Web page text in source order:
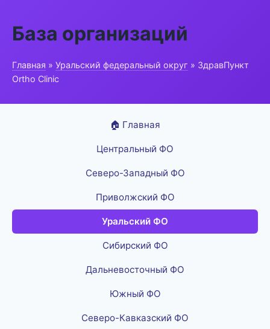
База организаций
Главная » Уральский федеральный округ » ЗдравПункт
Ortho Clinic
🏠 Главная
Центральный ФО
Северо-Западный ФО
Приволжский ФО
Уральский ФО
Сибирский ФО
Дальневосточный ФО
Южный ФО
Северо-Кавказский ФО